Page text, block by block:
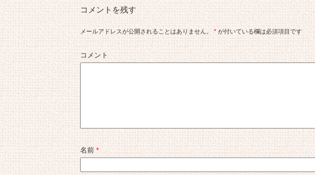
コメントを残す
メールアドレスが公開されることはありません。 * が付いている欄は必須項目です
コメント
名前 *